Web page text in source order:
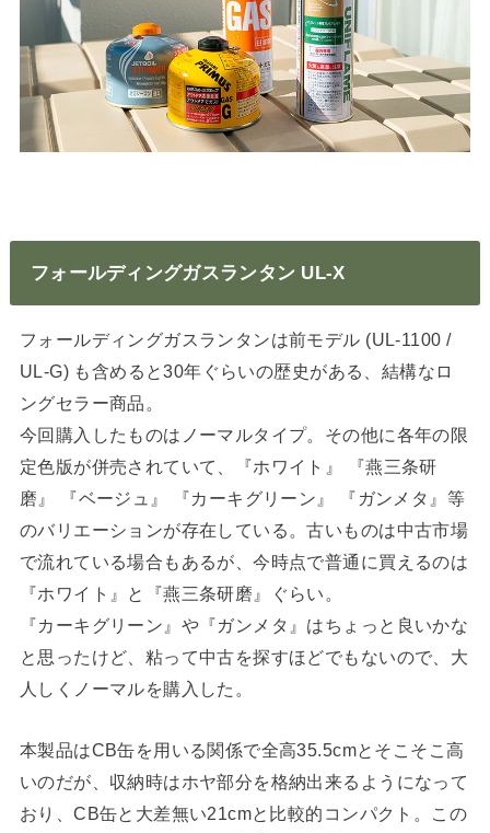
フォールディングガスランタン UL-X
フォールディングガスランタンは前モデル (UL-1100 /
UL-G) も含めると30年ぐらいの歴史がある、結構なロ
ングセラー商品。
今回購入したものはノーマルタイプ。その他に各年の限
定色版が併売されていて、『ホワイト』 『燕三条研
磨』 『ベージュ』 『カーキグリーン』 『ガンメタ』等
のバリエーションが存在している。古いものは中古市場
で流れている場合もあるが、今時点で普通に買えるのは
『ホワイト』と『燕三条研磨』ぐらい。
『カーキグリーン』や『ガンメタ』はちょっと良いかな
と思ったけど、粘って中古を探すほどでもないので、大
人しくノーマルを購入した。
本製品はCB缶を用いる関係で全高35.5cmとそこそこ高
いのだが、収納時はホヤ部分を格納出来るようになって
おり、CB缶と大差無い21cmと比較的コンパクト。この